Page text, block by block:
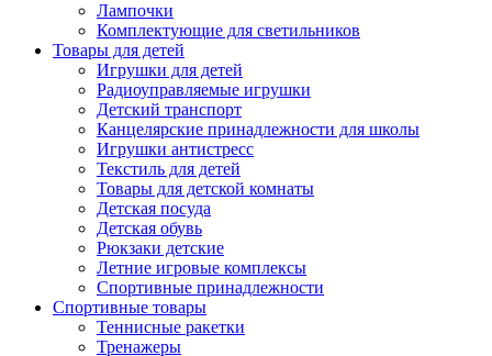
Лампочки
Комплектующие для светильников
Товары для детей
Игрушки для детей
Радиоуправляемые игрушки
Детский транспорт
Канцелярские принадлежности для школы
Игрушки антистресс
Текстиль для детей
Товары для детской комнаты
Детская посуда
Детская обувь
Рюкзаки детские
Летние игровые комплексы
Спортивные принадлежности
Спортивные товары
Теннисные ракетки
Тренажеры